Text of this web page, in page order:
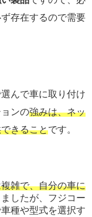
存在するので需要
んで車に取り付け
ンの強みは、ネッ
きることです。
雑で、自分の車に
したが、フジコー
種や型式を選択す